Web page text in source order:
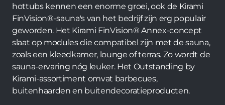
hottubs kennen een enorme groei, ook de Kirami
FinVision®-sauna's van het bedrijf zijn erg populair
geworden. Het Kirami FinVision® Annex-concept
slaat op modules die compatibel zijn met de sauna,
zoals een kleedkamer, lounge of terras. Zo wordt de
sauna-ervaring nóg leuker. Het Outstanding by
Kirami-assortiment omvat barbecues,
buitenhaarden en buitendecoratieproducten.